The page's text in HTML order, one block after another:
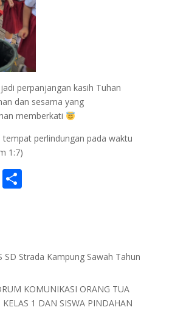
perpanjangan kasih Tuhan
dan sesama yang
memberkati
tempat perlindungan pada waktu
1:7)
S
SD Strada Kampung Sawah Tahun
KOMUNIKASI ORANG TUA
1 DAN SISWA PINDAHAN